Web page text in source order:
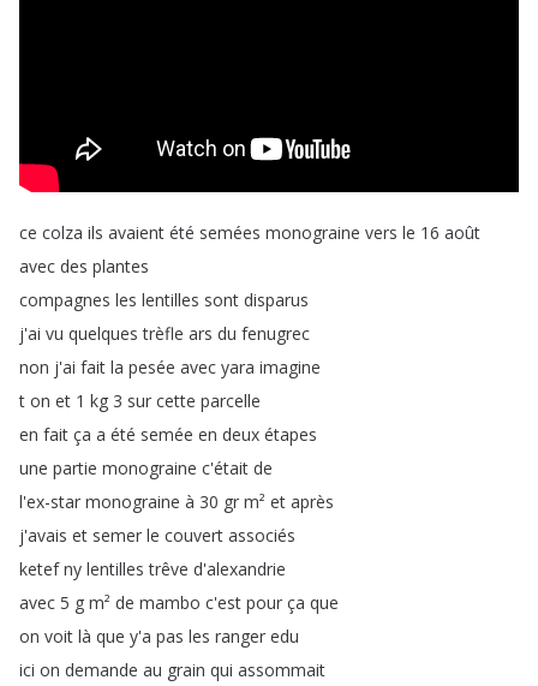
ce colza ils avaient été semées monograine vers le 16 août
avec des plantes
compagnes les lentilles sont disparus
j'ai vu quelques trèfle ars du fenugrec
non j'ai fait la pesée avec yara imagine
t on et 1 kg 3 sur cette parcelle
en fait ça a été semée en deux étapes
une partie monograine c'était de
l'ex-star monograine à 30 gr m² et après
j'avais et semer le couvert associés
ketef ny lentilles trêve d'alexandrie
avec 5 g m² de mambo c'est pour ça que
on voit là que y'a pas les ranger edu
ici on demande au grain qui assommait